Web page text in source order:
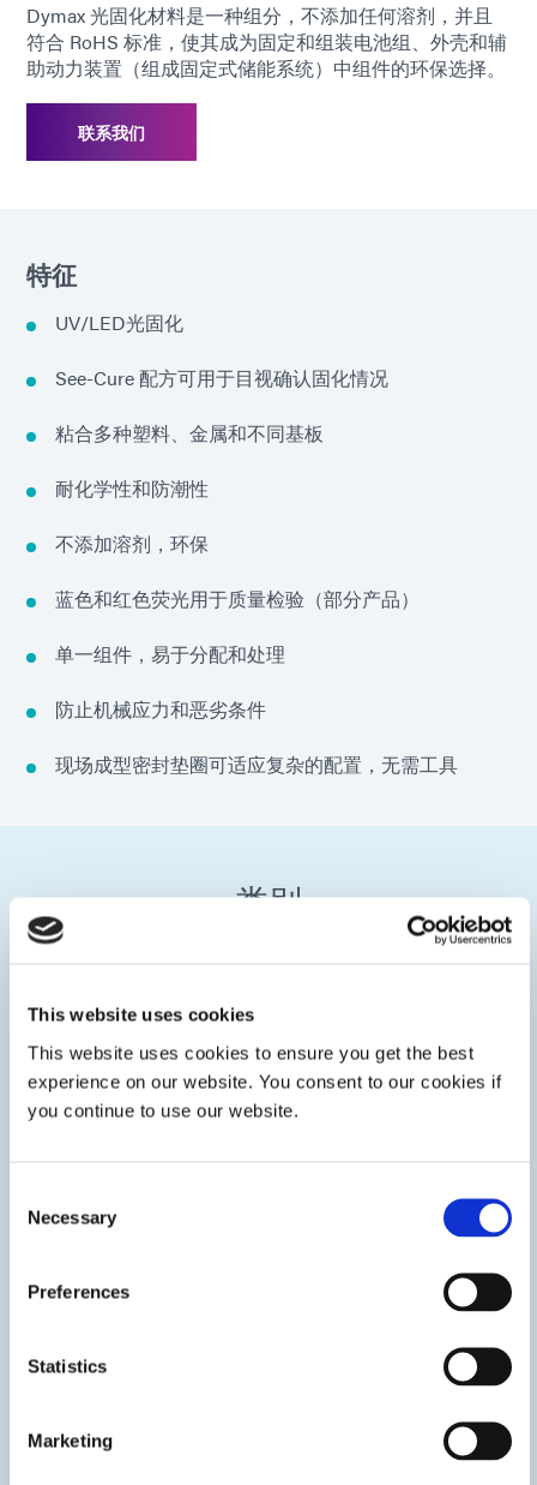
This website uses cookies
This website uses cookies to ensure you get the best
experience on our website. You consent to our cookies if
you continue to use our website.
Selection
Necessary
Preferences
Statistics
Marketing
Dymax 光固化材料是一种组分，不添加任何溶剂，并且
符合 RoHS 标准，使其成为固定和组装电池组、外壳和辅
助动力装置（组成固定式储能系统）中组件的环保选择。
联系我们
特征
UV/LED光固化
See-Cure 配方可用于目视确认固化情况
粘合多种塑料、金属和不同基板
耐化学性和防潮性
不添加溶剂，环保
蓝色和红色荧光用于质量检验（部分产品）
单一组件，易于分配和处理
防止机械应力和恶劣条件
现场成型密封垫圈可适应复杂的配置，无需工具
类别
光固化结构胶和垫片密封剂可保护固定电池组和辅助动力装